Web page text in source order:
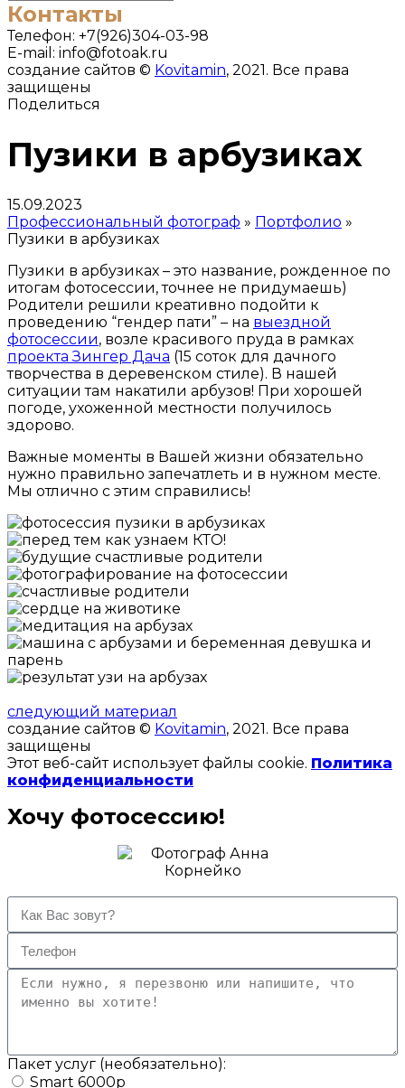
Контакты
Телефон: +7(926)304-03-98
E-mail: info@fotoak.ru
создание сайтов © Kovitamin, 2021. Все права
защищены
Поделиться
Пузики в арбузиках
15.09.2023
Профессиональный фотограф » Портфолио »
Пузики в арбузиках
Пузики в арбузиках – это название, рожденное по
итогам фотосессии, точнее не придумаешь)
Родители решили креативно подойти к
проведению “гендер пати” – на выездной
фотосессии, возле красивого пруда в рамках
проекта Зингер Дача (15 соток для дачного
творчества в деревенском стиле). В нашей
ситуации там накатили арбузов! При хорошей
погоде, ухоженной местности получилось
здорово.
Важные моменты в Вашей жизни обязательно
нужно правильно запечатлеть и в нужном месте.
Мы отлично с этим справились!
следующий материал
создание сайтов © Kovitamin, 2021. Все права
защищены
Этот веб-сайт использует файлы cookie. Политика
конфиденциальности
Хочу фотосессию!
Пакет услуг (необязательно):
Smart 6000р